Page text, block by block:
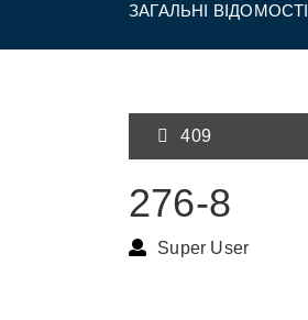
ЗАГАЛЬНІ ВІДОМОСТІ
409
276-8
Super User